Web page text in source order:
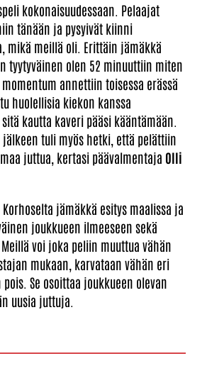
kokonaisuudessaan. Pelaajat
tänään ja pysyivät kiinni
mikä meillä oli. Erittäin jämäkkä
tyytyväinen olen 52 minuuttiin miten
annettiin toisessa erässä
huolellisia kiekon kanssa
kautta kaveri pääsi kääntämään.
jälkeen tuli myös hetki, että pelättiin
juttua, kertasi päävalmentaja Olli
jämäkkä esitys maalissa ja
joukkueen ilmeeseen sekä
voi joka peliin muuttua vähän
mukaan, karvataan vähän eri
Se osoittaa joukkueen olevan
uusia juttuja.